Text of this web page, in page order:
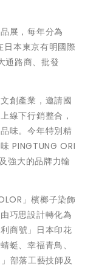
展，每年分為
本東京有明國際
通路商、批發
創產業，邀請國
線下行銷整合，
味。今年特別精
PINGTUNG ORI
強大的品牌力輸
」檳榔子染飾
巧思設計轉化為
商號」日本印花
蜓、幸福青鳥、
部落工藝技師及